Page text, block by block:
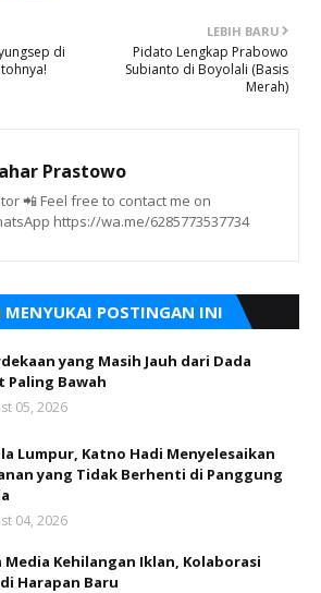
LEBIH BARU
Pidato Lengkap Prabowo
Subianto di Boyolali (Basis
Merah)
di
Prastowo
📲 Feel free to contact me on
https://wa.me/6285773537734
POSTINGAN INI
yang Masih Jauh dari Dada
Paling Bawah
05, 2026
Lumpur, Katno Hadi Menyelesaikan
yang Tidak Berhenti di Panggung
04, 2026
Media Kehilangan Iklan, Kolaborasi
Harapan Baru